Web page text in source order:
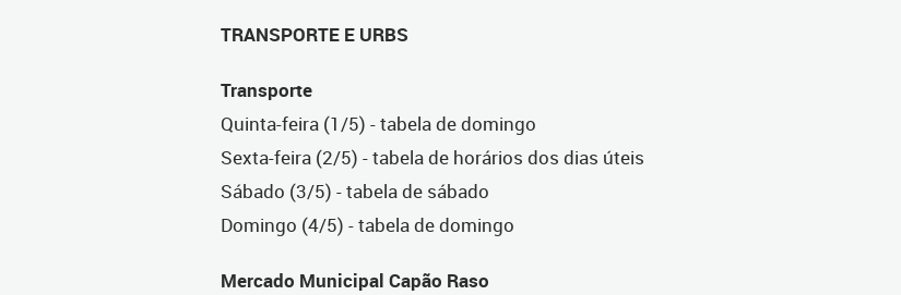
TRANSPORTE E URBS
Transporte
Quinta-feira (1/5) - tabela de domingo
Sexta-feira (2/5) - tabela de horários dos dias úteis
Sábado (3/5) - tabela de sábado
Domingo (4/5) - tabela de domingo
Mercado Municipal Capão Raso